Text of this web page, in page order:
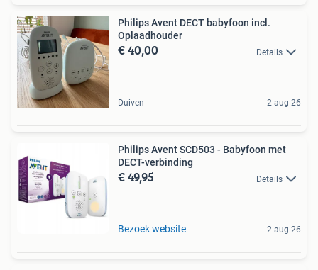
Philips Avent DECT babyfoon incl.
Oplaadhouder
€ 40,00 Details
Duiven 2 aug 26
Philips Avent SCD503 - Babyfoon met
DECT-verbinding
€ 49,95 Details
Bezoek website 2 aug 26